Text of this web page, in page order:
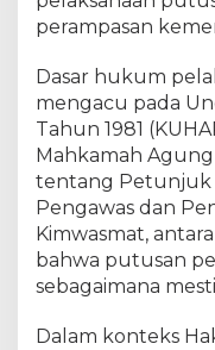
a
P
e
n
a
k
H
u
k
m
perampasan
Dasar hukum
mengacu pada
Tahun 1981
Mahkamah
tentang Petunjuk
Pengawas dan
Kimwasmat,
bahwa putusan
sebagaimana
Dalam konteks